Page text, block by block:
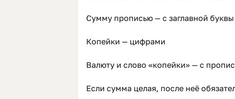
Сумму прописью — с заглавной буквы
Копейки — цифрами
Валюту и слово «копейки» — с
Если сумма целая, после неё